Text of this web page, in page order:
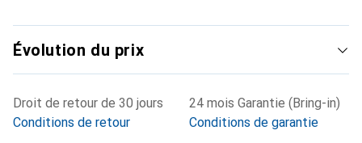
Évolution du prix
Droit de retour de 30 jours
Conditions de retour
24 mois Garantie (Bring-in)
Conditions de garantie